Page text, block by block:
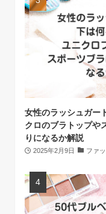
女性のラッシュガー
クロのブラトップや
りになるか解説
2025年2月9日 ファ